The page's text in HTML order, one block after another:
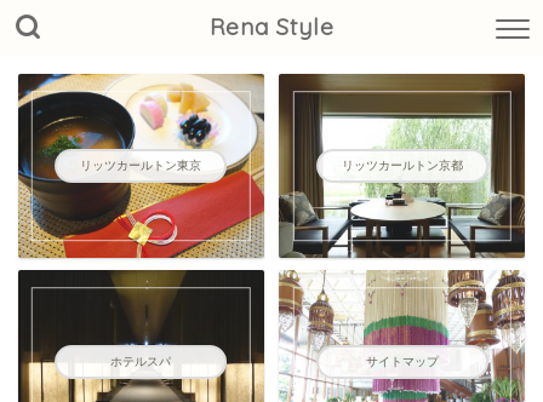
Rena Style
リッツカールトン東京 リッツカールトン京都
ホテルスパ サイトマップ